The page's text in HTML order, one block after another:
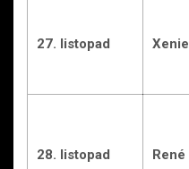
27. listopad Xenie
28. listopad René